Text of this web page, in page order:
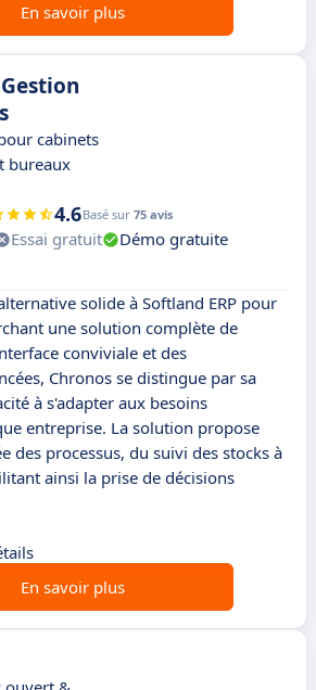
En savoir plus
cabinets
bureaux
4.6Basé sur 75 avis
Essai gratuit
Démo gratuite
solide à Softland ERP pour
une solution complète de
conviviale et des
Chronos se distingue par sa
à s'adapter aux besoins
entreprise. La solution propose
des processus, du suivi des stocks à
ainsi la prise de décisions
En savoir plus